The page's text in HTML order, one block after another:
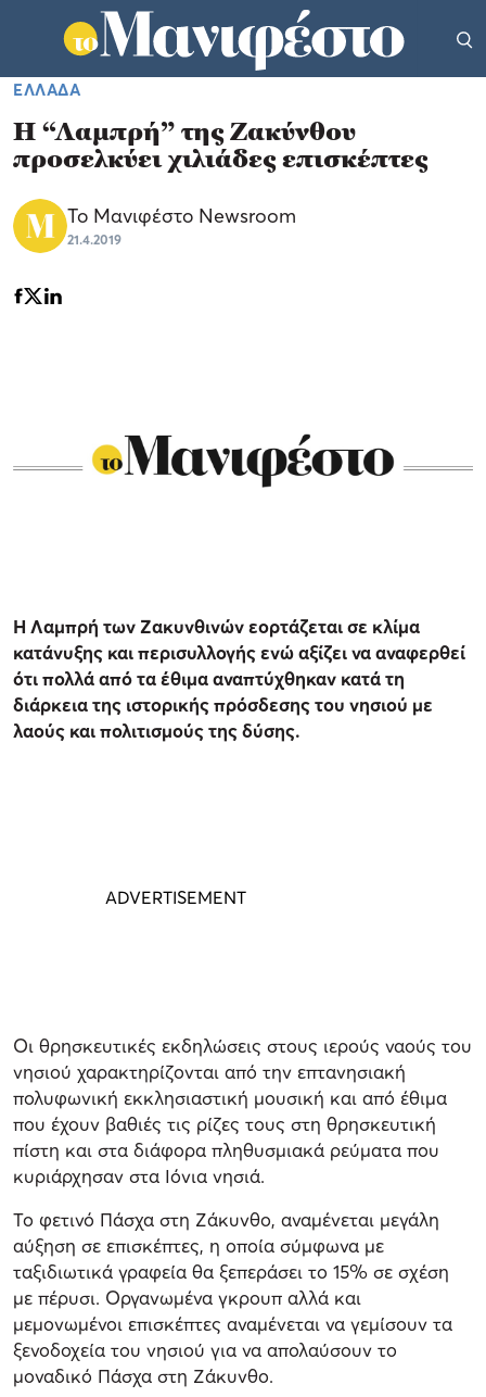
ΕΛΛΑΔΑ
Η “Λαμπρή” της Ζακύνθου
προσελκύει χιλιάδες επισκέπτες
Το Μανιφέστο Newsroom
21.4.2019
Η Λαμπρή των Ζακυνθινών εορτάζεται σε κλίμα
κατάνυξης και περισυλλογής ενώ αξίζει να αναφερθεί
ότι πολλά από τα έθιμα αναπτύχθηκαν κατά τη
διάρκεια της ιστορικής πρόσδεσης του νησιού με
λαούς και πολιτισμούς της δύσης.
Οι θρησκευτικές εκδηλώσεις στους ιερούς ναούς του
νησιού χαρακτηρίζονται από την επτανησιακή
πολυφωνική εκκλησιαστική μουσική και από έθιμα
που έχουν βαθιές τις ρίζες τους στη θρησκευτική
πίστη και στα διάφορα πληθυσμιακά ρεύματα που
κυριάρχησαν στα Ιόνια νησιά.
Το φετινό Πάσχα στη Ζάκυνθο, αναμένεται μεγάλη
αύξηση σε επισκέπτες, η οποία σύμφωνα με
ταξιδιωτικά γραφεία θα ξεπεράσει το 15% σε σχέση
με πέρυσι. Οργανωμένα γκρουπ αλλά και
μεμονωμένοι επισκέπτες αναμένεται να γεμίσουν τα
ξενοδοχεία του νησιού για να απολαύσουν το
μοναδικό Πάσχα στη Ζάκυνθο.